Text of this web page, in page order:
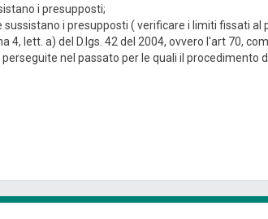
i presupposti;
i presupposti ( verificare i limiti fissati al
lett. a) del D.lgs. 42 del 2004, ovvero l'art 70,
nel passato per le quali il procedimento